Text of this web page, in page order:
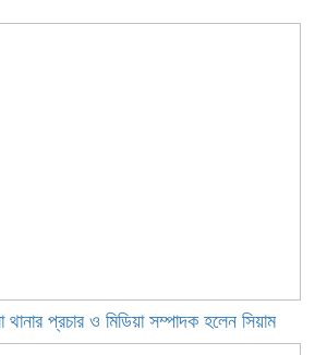
প্রচার ও মিডিয়া সম্পাদক হলেন সিয়াম